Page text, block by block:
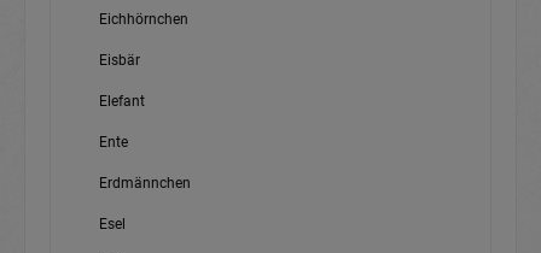
Eichhörnchen
Eisbär
Elefant
Ente
Erdmännchen
Esel